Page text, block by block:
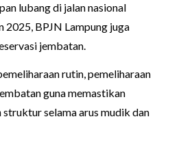
lubang di jalan nasional
2025, BPJN Lampung juga
jembatan.
rutin, pemeliharaan
guna memastikan
struktur selama arus mudik dan